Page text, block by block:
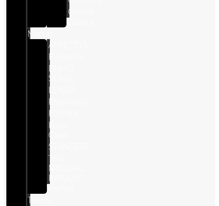
Conejo
Marcas
APPETTYS
Bioiberica
SENSE
Pharmadiet
PURINA
Royal
Canin
STANGEST
NATURAL